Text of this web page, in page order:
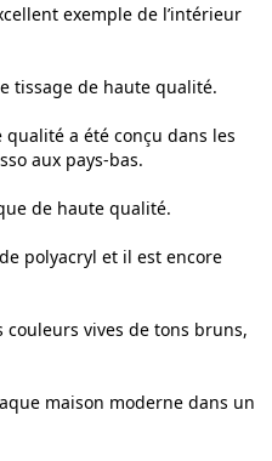
exemple de l’intérieur
tissage de haute qualité.
a été conçu dans les
aux pays-bas.
de haute qualité.
polyacryl et il est encore
vives de tons bruns,
maison moderne dans un